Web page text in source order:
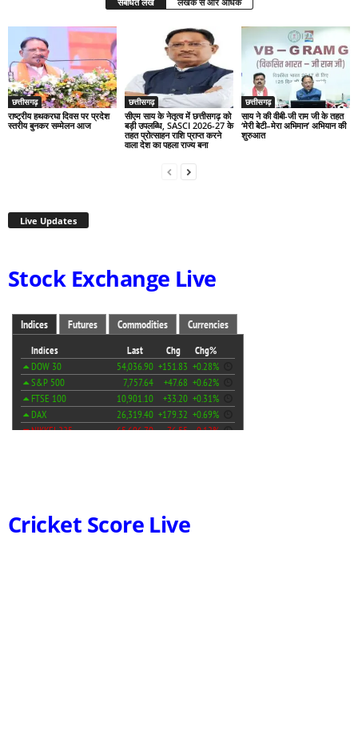
छत्तीसगढ़
राष्ट्रीय हथकरघा दिवस पर प्रदेश
स्तरीय बुनकर सम्मेलन आज
छत्तीसगढ़
सीएम साय के नेतृत्व में छत्तीसगढ़ को
बड़ी उपलब्धि, SASCI 2026-27 के
तहत प्रोत्साहन राशि प्राप्त करने
वाला देश का पहला राज्य बना
छत्तीसगढ़
साय ने की वीबी-जी राम जी के तहत
‘मेरी बेटी–मेरा अभिमान’ अभियान की
शुरुआत
Live Updates
Stock Exchange Live
Cricket Score Live